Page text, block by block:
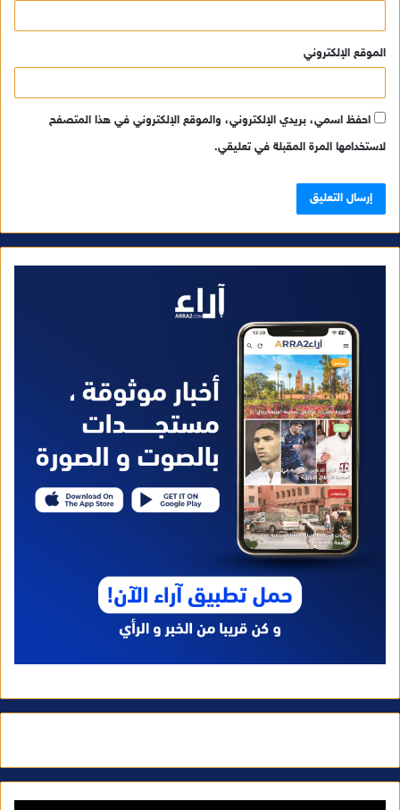
الموقع الإلكتروني
احفظ اسمي، بريدي الإلكتروني، والموقع الإلكتروني في هذا المتصفح
لاستخدامها المرة المقبلة في تعليقي.